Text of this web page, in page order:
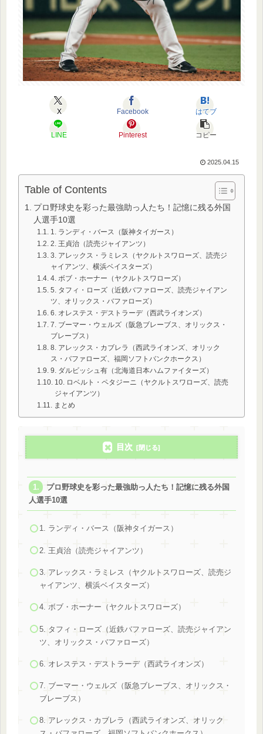
X Facebook はてブ
LINE Pinterest コピー
2025.04.15
Table of Contents
プロ野球史を彩った最強助っ人たち！記憶に残る外国
人選手10選
1. ランディ・バース（阪神タイガース）
2. 王貞治（読売ジャイアンツ）
3. アレックス・ラミレス（ヤクルトスワローズ、読売ジ
ャイアンツ、横浜ベイスターズ）
4. ボブ・ホーナー（ヤクルトスワローズ）
5. タフィ・ローズ（近鉄バファローズ、読売ジャイアン
ツ、オリックス・バファローズ）
6. オレステス・デストラーデ（西武ライオンズ）
7. ブーマー・ウェルズ（阪急ブレーブス、オリックス・
ブレーブス）
8. アレックス・カブレラ（西武ライオンズ、オリック
ス・バファローズ、福岡ソフトバンクホークス）
9. ダルビッシュ有（北海道日本ハムファイターズ）
10. ロベルト・ペタジーニ（ヤクルトスワローズ、読売
ジャイアンツ）
まとめ
目次
プロ野球史を彩った最強助っ人たち！記憶に残る外国
人選手10選
1. ランディ・バース（阪神タイガース）
2. 王貞治（読売ジャイアンツ）
3. アレックス・ラミレス（ヤクルトスワローズ、読売ジ
ャイアンツ、横浜ベイスターズ）
4. ボブ・ホーナー（ヤクルトスワローズ）
5. タフィ・ローズ（近鉄バファローズ、読売ジャイアン
ツ、オリックス・バファローズ）
6. オレステス・デストラーデ（西武ライオンズ）
7. ブーマー・ウェルズ（阪急ブレーブス、オリックス・
ブレーブス）
8. アレックス・カブレラ（西武ライオンズ、オリック